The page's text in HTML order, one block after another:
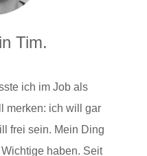
Tim.
ich im Job als
merken: ich will gar
frei sein. Mein Ding
haben. Seit